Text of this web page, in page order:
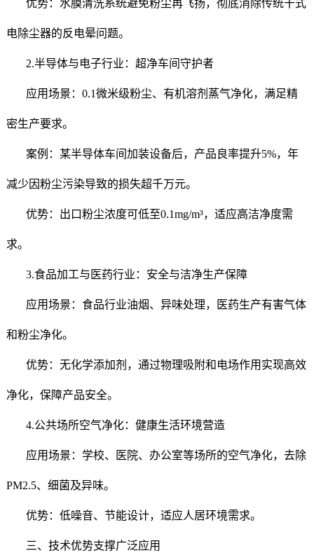
优势：水膜清洗系统避免粉尘再飞扬，彻底消除传统干式
电除尘器的反电晕问题。
2.半导体与电子行业：超净车间守护者
应用场景：0.1微米级粉尘、有机溶剂蒸气净化，满足精
密生产要求。
案例：某半导体车间加装设备后，产品良率提升5%，年
减少因粉尘污染导致的损失超千万元。
优势：出口粉尘浓度可低至0.1mg/m³，适应高洁净度需
求。
3.食品加工与医药行业：安全与洁净生产保障
应用场景：食品行业油烟、异味处理，医药生产有害气体
和粉尘净化。
优势：无化学添加剂，通过物理吸附和电场作用实现高效
净化，保障产品安全。
4.公共场所空气净化：健康生活环境营造
应用场景：学校、医院、办公室等场所的空气净化，去除
PM2.5、细菌及异味。
优势：低噪音、节能设计，适应人居环境需求。
三、技术优势支撑广泛应用